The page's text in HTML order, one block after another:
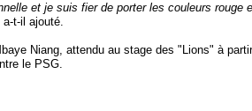
et je suis fier de porter les couleurs rouge
a-t-il ajouté.
Niang, attendu au stage des "Lions" à
le PSG.